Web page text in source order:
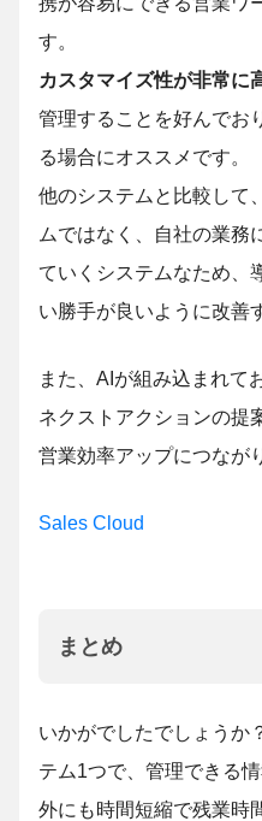
す。
カスタマイズ性が非常に
管理することを好んでお
る場合にオススメです。
他のシステムと比較して
ムではなく、自社の業務
ていくシステムなため、
い勝手が良いように改善
また、AIが組み込まれて
ネクストアクションの提
営業効率アップにつなが
Sales Cloud
まとめ
いかがでしたでしょうか
テム1つで、管理できる
外にも時間短縮で残業時